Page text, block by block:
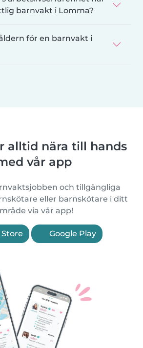
barnvakt i Lomma?
för en barnvakt i
alltid nära till hands
vår app
och tillgängliga
eller barnskötare i ditt
via vår app!
Google Play